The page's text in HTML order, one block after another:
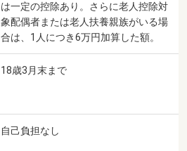
は一定の控除あり。さらに老人控除対
象配偶者または老人扶養親族がいる場
合は、1人につき6万円加算した額。
18歳3月末まで
自己負担なし